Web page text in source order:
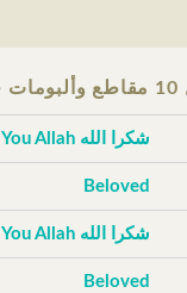
شكرا الله Thank You Allah
Beloved
شكرا الله Thank You Allah
Beloved